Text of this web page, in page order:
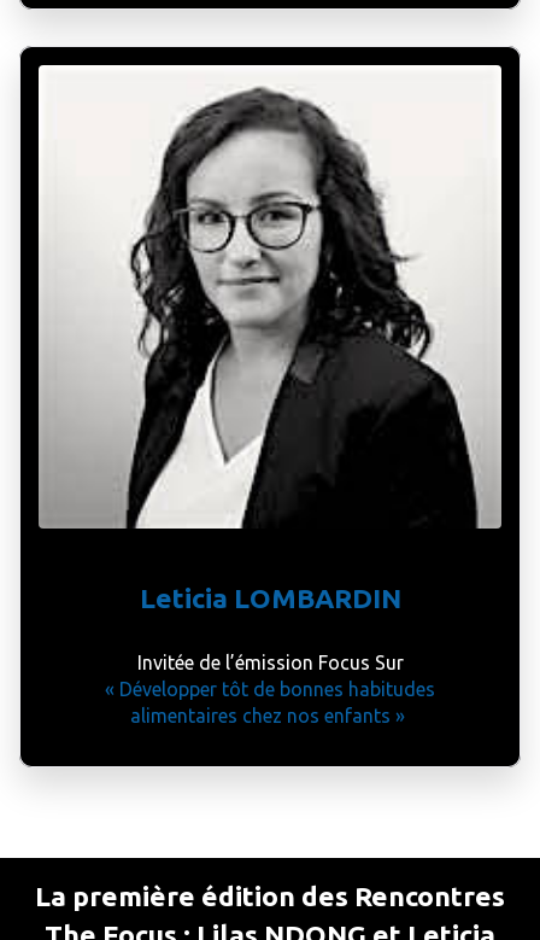
Leticia LOMBARDIN
Invitée de l’émission Focus Sur
« Développer tôt de bonnes habitudes
alimentaires chez nos enfants »
La première édition des Rencontres